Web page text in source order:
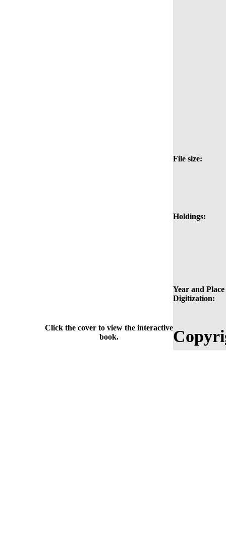
File size:
Holdings:
Year and
Digitization:
Click the cover to view the interactive
book.